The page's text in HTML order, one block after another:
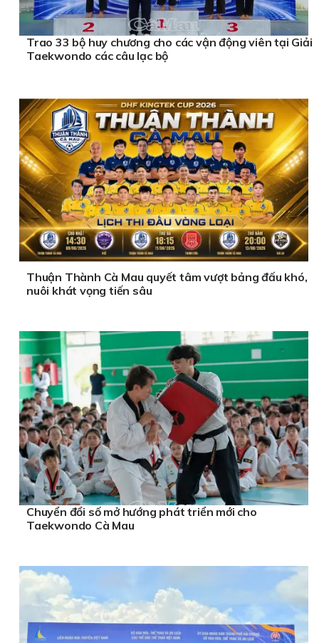
Trao 33 bộ huy chương cho các vận động viên tại Giải
Taekwondo các câu lạc bộ
Thuận Thành Cà Mau quyết tâm vượt bảng đấu khó,
nuôi khát vọng tiến sâu
Chuyển đổi số mở hướng phát triển mới cho
Taekwondo Cà Mau